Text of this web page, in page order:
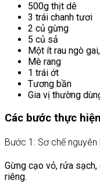
500g thịt dê
3 trái chanh tươi
2 củ gừng
5 củ sả
Một ít rau ngò
Mè rang
1 trái ớt
Tương bần
Gia vị thường
Các bước thực hiện
Bước 1: Sơ chế nguyên
Gừng cạo vỏ, rửa
riêng.